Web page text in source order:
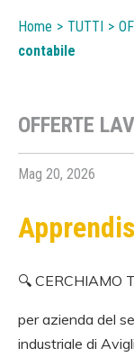
Home > TUTTI >
contabile
OFFERTE
Mag 20, 2026
🔍 CERCHIAMO
per azienda del
industriale di